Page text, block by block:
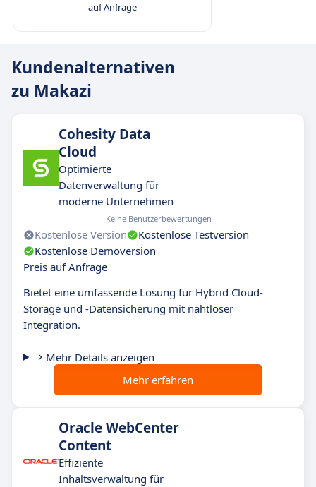
auf Anfrage
Kundenalternativen
zu Makazi
Cohesity Data
Cloud
Optimierte
Datenverwaltung für
moderne Unternehmen
Keine Benutzerbewertungen
Kostenlose Version
Kostenlose Testversion
Kostenlose Demoversion
Preis auf Anfrage
Bietet eine umfassende Lösung für Hybrid Cloud-
Storage und -Datensicherung mit nahtloser
Integration.
Mehr Details anzeigen
Mehr erfahren
Oracle WebCenter
Content
Effiziente
Inhaltsverwaltung für